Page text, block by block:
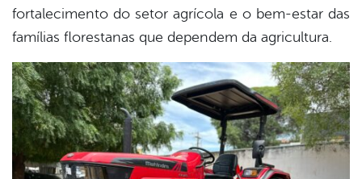
fortalecimento do setor agrícola e o bem-estar das
famílias florestanas que dependem da agricultura.